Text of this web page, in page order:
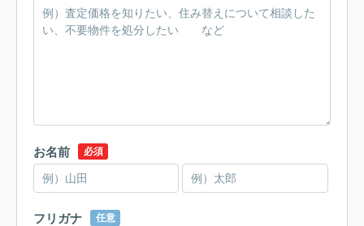
お名前 必須
フリガナ 任意